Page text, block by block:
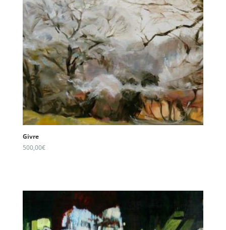
Givre
500,00€